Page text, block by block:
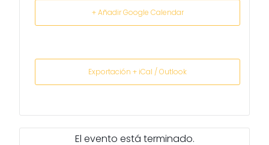
El evento está terminado.
+ Añadir Google Calendar
Exportación + iCal / Outlook